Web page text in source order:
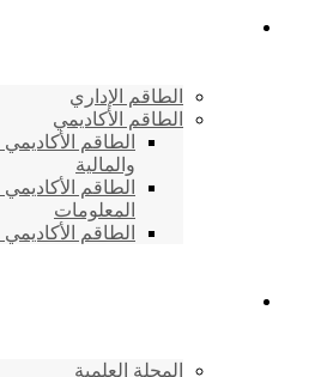
الطاقم الإداري
الطاقم الأكاديمي
الطاقم الأكاديمي
والمالية
الطاقم
المعلومات
الطاقم
المجلة العلمية